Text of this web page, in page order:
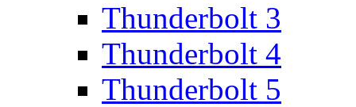
Thunderbolt 3
Thunderbolt 4
Thunderbolt 5